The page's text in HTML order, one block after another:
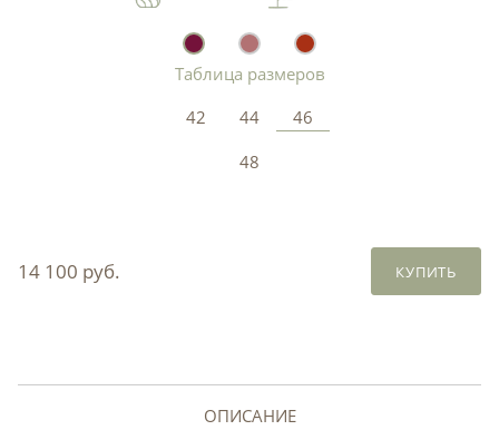
Таблица размеров
42
44
46
48
14 100 руб. КУПИТЬ
ОПИСАНИЕ